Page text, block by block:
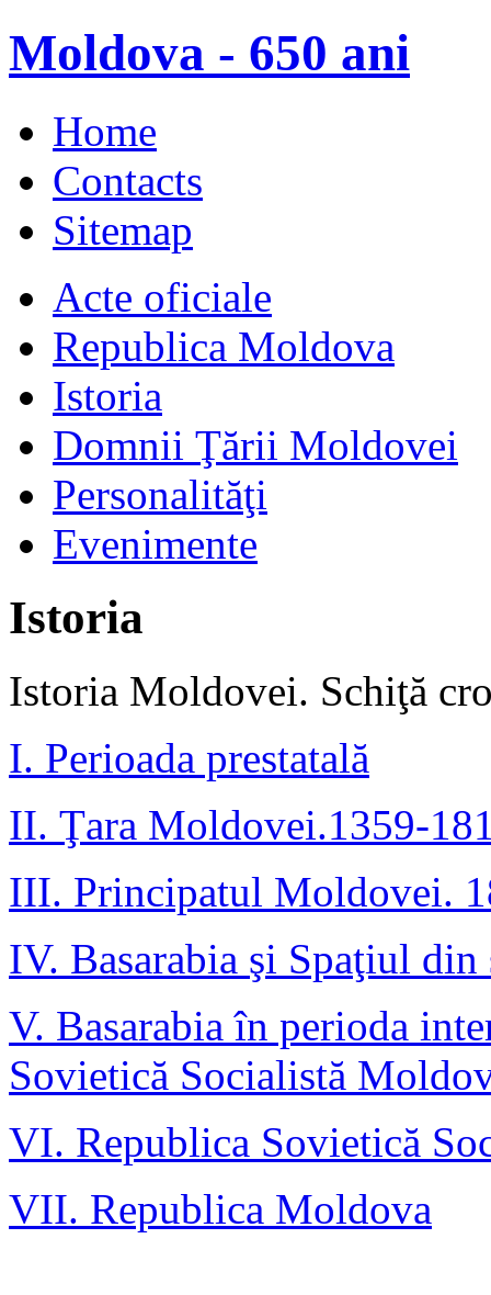
Moldova - 650 ani
Home
Contacts
Sitemap
Acte oficiale
Republica Moldova
Istoria
Domnii Ţării Moldovei
Personalităţi
Evenimente
Istoria
Istoria Moldovei. Schiţă
I. Perioada prestatală
II. Ţara Moldovei.1359-
III. Principatul Moldovei.
IV. Basarabia şi Spaţiul
V. Basarabia în perioda
Sovietică Socialistă
VI. Republica Sovietică
VII. Republica Moldova